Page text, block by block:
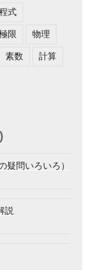
式
限 物理
素数 計算
疑問いろいろ）
説